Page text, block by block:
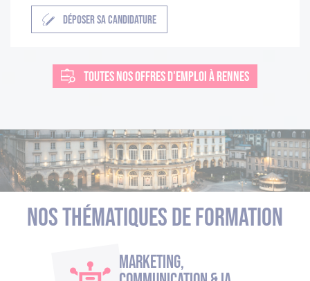
DÉPOSER SA CANDIDATURE
TOUTES NOS OFFRES D'EMPLOI À RENNES
Nos thématiques de formation
Marketing,